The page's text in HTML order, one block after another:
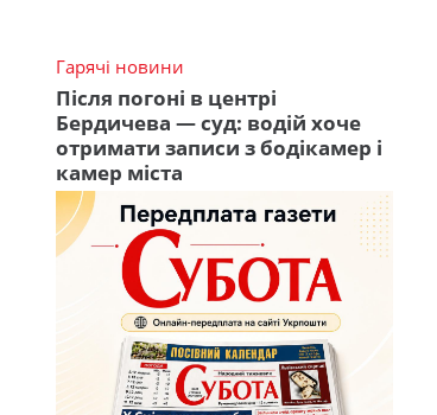
Гарячі новини
Після погоні в центрі
Бердичева — суд: водій хоче
отримати записи з бодікамер і
камер міста